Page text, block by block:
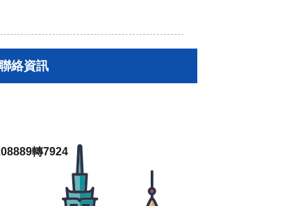
絡資訊
轉7924